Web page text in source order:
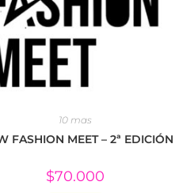
10 mas
FASHION MEET – 2ª EDICIÓN
$70.000